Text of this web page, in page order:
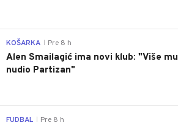
KOŠARKA Pre 8 h
Alen Smailagić ima novi klub: "Više mu
nudio Partizan"
FUDBAL Pre 8 h